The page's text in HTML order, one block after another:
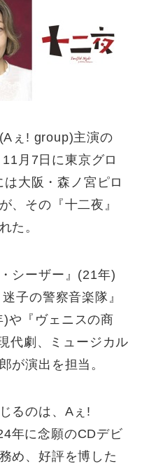
ぇ! group)主演の
月7日に東京グロ
大阪・森ノ宮ピロ
、その『十二夜』
た。
シーザー』(21年)
子の警察音楽隊』
や『ヴェニスの商
代劇、ミュージカル
が演出を担当。
るのは、Aぇ!
年に念願のCDデビ
め、好評を博した